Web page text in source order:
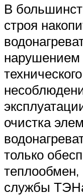
В
строя
нарушением
очистка
только
теплообмен,
службы